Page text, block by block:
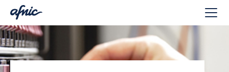
Panneau de gestion des cookies